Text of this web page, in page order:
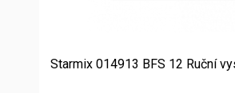
Starmix 014913 BFS 12 Ruční